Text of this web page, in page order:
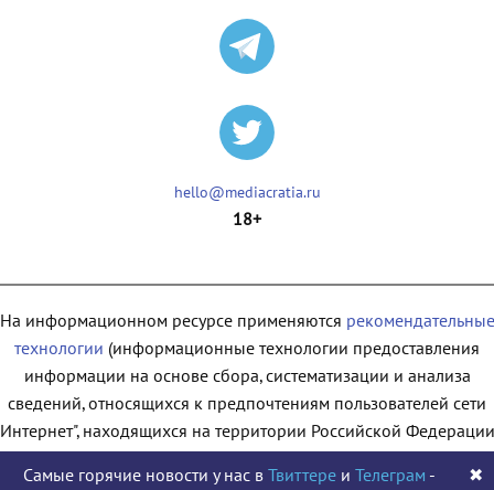
hello@mediacratia.ru
18+
На информационном ресурсе применяются рекомендательные
технологии (информационные технологии предоставления
информации на основе сбора, систематизации и анализа
сведений, относящихся к предпочтениям пользователей сети
находящихся на территории Российской
Самые горячие новости у нас в Твиттереи Телеграм - ✖